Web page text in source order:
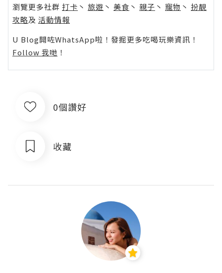
瀏覽更多社群 打卡 丶 旅遊 丶 美食 丶 親子 丶 寵物 丶 扮靚
攻略及 活動情報
U Blog開咗WhatsApp啦！發掘更多吃喝玩樂資訊！
Follow 我哋 ！
0個讚好
收藏